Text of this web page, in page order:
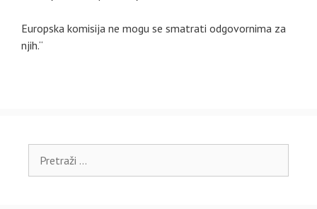
Europska komisija ne mogu se smatrati odgovornima za
njih.“